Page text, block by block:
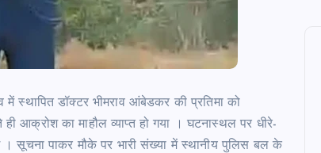
स्थापित डॉक्टर भीमराव आंबेडकर की प्रतिमा को
आक्रोश का माहौल व्याप्त हो गया । घटनास्थल पर धीरे-
। सूचना पाकर मौके पर भारी संख्या में स्थानीय पुलिस बल के